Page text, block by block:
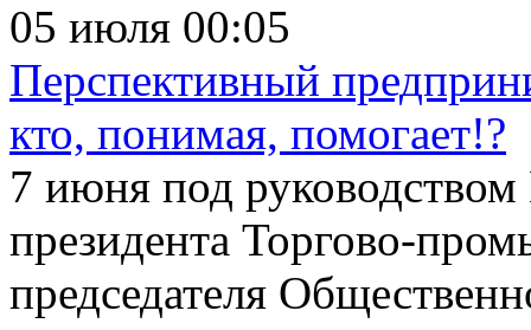
05 июля 00:05
Перспективный
кто, понимая, помогает!?
7 июня под
президента Торгово-
председателя